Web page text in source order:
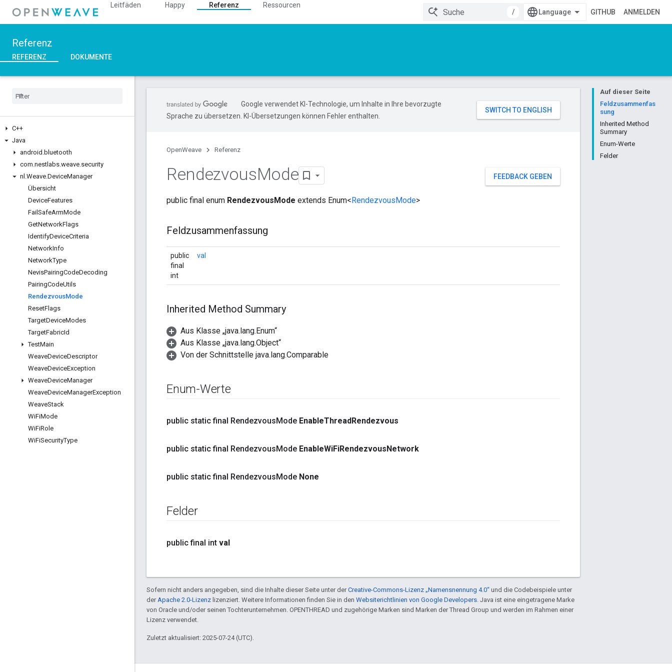
Leitfäden Happy Referenz
Ressourcen
/
GITHUB ANMELDEN
Referenz
REFERENZ DOKUMENTE
C++
Java
android .bluetooth
com.nestlabs.weave.security
nl .Weave.DeviceManager
Übersicht
DeviceFeatures
Fail SafeArmMode
GetNetworkFlags
IdentifyDeviceCriteria
NetworkInfo
NetworkType
NevisPairingCodeDecoding
PairingCodeUtils
RendezvousMode
ResetFlags
TargetDeviceModes
TargetFabricId
TestMain
WeaveDeviceDescriptor
WeaveDeviceException
WeaveDeviceManager
WeaveDeviceManagerException
WeaveStack
WiFiMode
WiFiRole
WiFiSecurityType
Auf dieser Seite
Feldzusammenfas
sung
Inherited Method
Summary
Enum-Werte
Felder
Google verwendet KI-Technologie, um Inhalte in Ihre bevorzugte
Sprache zu übersetzen. KI-Übersetzungen können Fehler enthalten.
OpenWeave Referenz
FEEDBACK GEBEN
RendezvousMode
public final enum RendezvousMode extends Enum<RendezvousMode>
Feldzusammenfassung
public
final
int
val
Inherited Method Summary
Aus Klasse „java.lang.Enum“
Aus Klasse „java.lang.Object“
Von der Schnittstelle java.lang.Comparable
Enum-Werte
public static final RendezvousMode EnableThreadRendezvous
public static final RendezvousMode EnableWiFiRendezvousNetwork
public static final RendezvousMode None
Felder
public final int val
Sofern nicht anders angegeben, sind die Inhalte dieser Seite unter derCreative-Commons-Lizenz „Namensnennung 4.0“ und die Codebeispiele unter
derApache 2.0-Lizenz lizenziert. Weitere Informationen finden Sie in den Websiterichtlinien von Google Developers. Java ist eine eingetragene Marke
von Oracle und/oder seinen Tochterunternehmen. OPENTHREAD und zugehörige Marken sind Marken der Thread Group und werden im Rahmen einer
Lizenz verwendet.
Zuletzt aktualisiert: 2025-07-24 (UTC).